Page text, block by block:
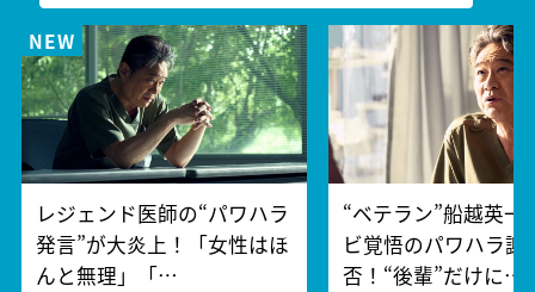
レジェンド医師の“パワハラ
発言”が大炎上！「女性はほ
んと無理」「…
“ベテラン”船越英一
ビ覚悟のパワハラ謝
否！“後輩”だけに…